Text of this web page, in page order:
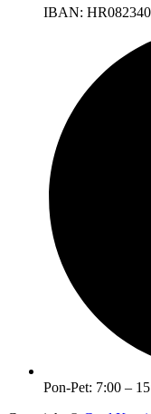
IBAN:
Pon-Pet: 7:00 –